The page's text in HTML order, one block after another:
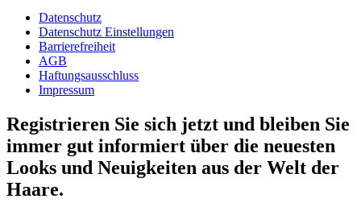
Datenschutz
Datenschutz Einstellungen
Barrierefreiheit
AGB
Haftungsausschluss
Impressum
Registrieren Sie sich jetzt und bleiben Sie
immer gut informiert über die neuesten
Looks und Neuigkeiten aus der Welt der
Haare.